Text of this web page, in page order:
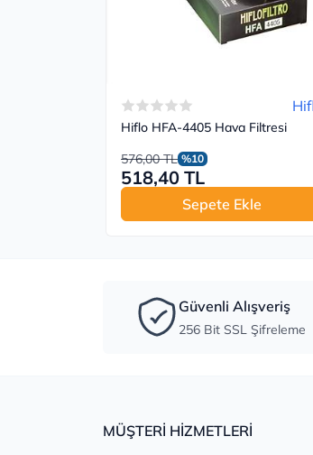
Hiflo HFA-4405 Hava Filtresi
576,00 TL %10
518,40 TL
Sepete Ekle
Güvenli Alışveriş
256 Bit SSL Şifreleme
MÜŞTERİ HİZMETLERİ